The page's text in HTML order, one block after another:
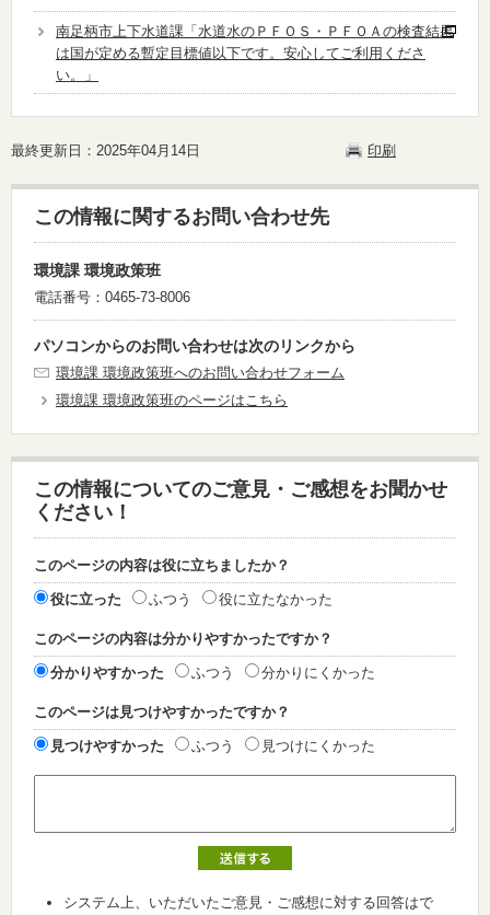
南足柄市上下水道課「水道水のＰＦＯＳ・ＰＦＯＡの検査結果
は国が定める暫定目標値以下です。安心してご利用くださ
い。」
最終更新日：2025年04月14日 印刷
この情報に関するお問い合わせ先
環境課 環境政策班
電話番号：0465-73-8006
パソコンからのお問い合わせは次のリンクから
環境課 環境政策班へのお問い合わせフォーム
環境課 環境政策班のページはこちら
この情報についてのご意見・ご感想をお聞かせ
ください！
このページの内容は役に立ちましたか？
役に立った ふつう 役に立たなかった
このページの内容は分かりやすかったですか？
分かりやすかった ふつう 分かりにくかった
このページは見つけやすかったですか？
見つけやすかった ふつう 見つけにくかった
システム上、いただいたご意見・ご感想に対する回答はで